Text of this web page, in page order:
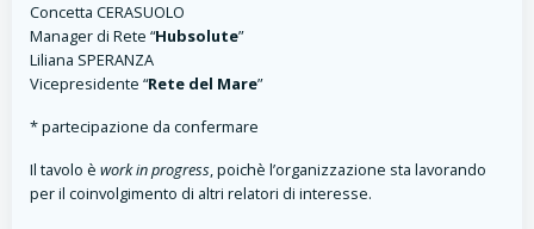
Concetta CERASUOLO
Manager di Rete “Hubsolute”
Liliana SPERANZA
Vicepresidente “Rete del Mare”
* partecipazione da confermare
Il tavolo è work in progress, poichè l’organizzazione sta lavorando
per il coinvolgimento di altri relatori di interesse.